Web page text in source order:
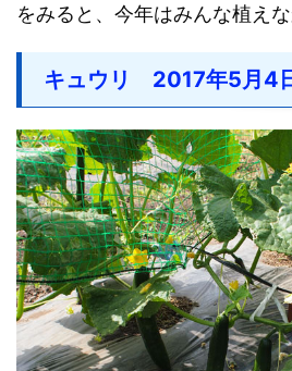
をみると、今年はみんな植え
キュウリ 2017年5月4